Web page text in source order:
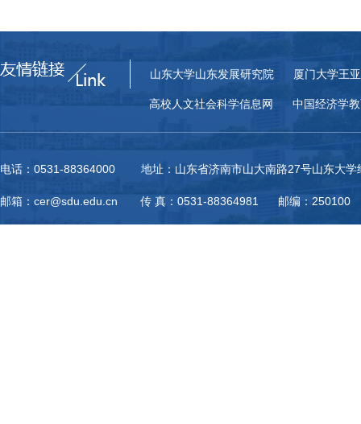
山东大学山东发展研究院 厦门大学王
高校人文社会科学信息网 中国经济学
电话：0531-88364000 地址：山东省济南市山大南路27号山东大学
邮箱：cer@sdu.edu.cn 传 真：0531-88364981 邮编：250100